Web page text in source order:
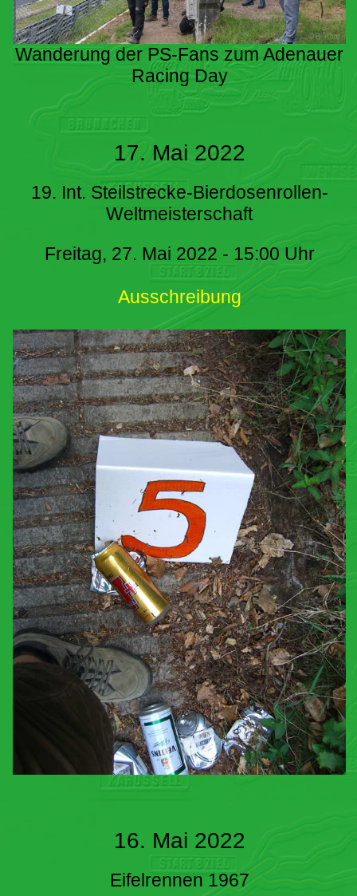
Wanderung der PS-Fans zum Adenauer
Racing Day
17. Mai 2022
19. Int. Steilstrecke-Bierdosenrollen-
Weltmeisterschaft
Freitag, 27. Mai 2022 - 15:00 Uhr
Ausschreibung
16. Mai 2022
Eifelrennen 1967